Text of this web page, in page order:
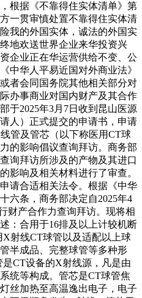
根据《不靠得住实体清单》第
一贯审慎处置不靠得住实体清
我的外国实体，诚法的外国实
地欢送世界企业来华投资兴
企业正在华运营供给不变、公
中华人平易近国对外商业法》
者会同国务院其他相关部分对
办事商业对国内财产及其合作
于2025年3月7日收到昆山医源
人）正式提交的申请书，申请
管及管芯（以下称医用CT球
的影响倡议查询拜访。商务部
询拜访所涉及的产物及其进口
影响及相关材料进行了审查。
请合适相关法令。根据《中华
六条，商务部决定自2025年4
财产合作力查询拜访。现将相
：合用于16排及以上计较机断
射线CT球管以及适配以上球
半成品、完整球管等多种形
CT设备的X射线源，凡是由
统等构成。管芯是CT球管焦
丝加热至高温逸出电子，电子